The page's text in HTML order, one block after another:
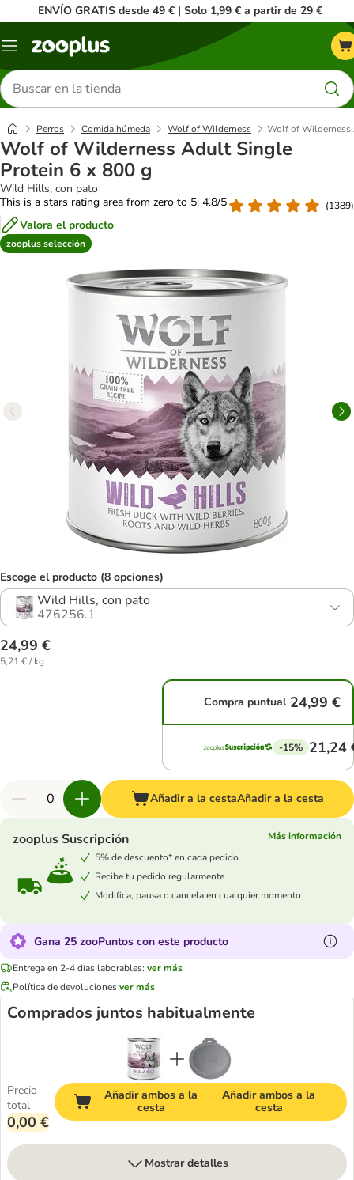
ENVÍO GRATIS desde 49 € | Solo 1,99 € a partir de 29 €
Menú
Buscar
productos
Perros Comida húmeda Wolf of Wilderness Wolf of Wilderness
Wolf of Wilderness Adult Single
Protein 6 x 800 g
Wild Hills, con pato
This is a stars rating area from zero to 5: 4.8/5
(1389)
Valora el producto
zooplus selección
Escoge el producto (8 opciones)
Wild Hills, con pato
476256.1
24,99 €
5,21 € / kg
Compra puntual 24,99 €
-15% 21,24
Añadir a la cestaAñadir a la cesta
zooplus Suscripción
Más información
5% de descuento* en cada pedido
Recibe tu pedido regularmente
Modifica, pausa o cancela en cualquier momento
Gana 25 zooPuntos con este producto
Entrega en 2-4 días laborables: ver más
Política de devolucionesver más
Comprados juntos habitualmente
Precio
total
0,00 €
Añadir ambos a la
cesta
Añadir ambos a la
cesta
Mostrar detalles